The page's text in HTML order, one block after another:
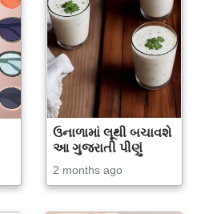
ઉનાળામાં લૂથી બચાવશે
આ ગુજરાતી પીણું
2 months ago